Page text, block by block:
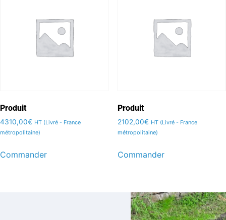
Produit
4310,00€ HT (Livré - France
métropolitaine)
Commander
Produit
2102,00€ HT (Livré - France
métropolitaine)
Commander